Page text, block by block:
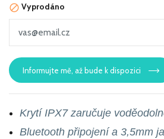
 Vyprodáno
Informujte mě, až bude k dispozici
Krytí IPX7 zaručuje
Bluetooth připojení a 3,5mm